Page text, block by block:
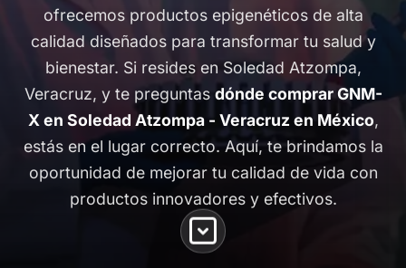
ofrecemos productos epigenéticos de alta
calidad diseñados para transformar tu salud y
bienestar. Si resides en Soledad Atzompa,
Veracruz, y te preguntas dónde comprar GNM-
X en Soledad Atzompa - Veracruz en México,
estás en el lugar correcto. Aquí, te brindamos la
oportunidad de mejorar tu calidad de vida con
productos innovadores y efectivos.